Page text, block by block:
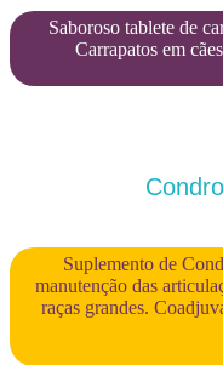
Saboroso tablete de
Carrapatos em
Suplemento de
manutenção das
raças grandes.